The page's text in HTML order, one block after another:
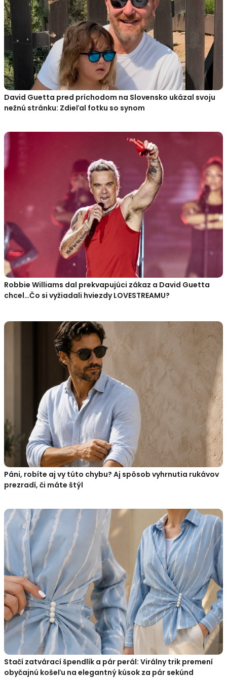
David Guetta pred príchodom na Slovensko ukázal svoju
nežnú stránku: Zdieľal fotku so synom
Robbie Williams dal prekvapujúci zákaz a David Guetta
chcel…Čo si vyžiadali hviezdy LOVESTREAMU?
Páni, robíte aj vy túto chybu? Aj spôsob vyhrnutia rukávov
prezradí, či máte štýl
Stačí zatvárací špendlík a pár perál: Virálny trik premení
obyčajnú košeľu na elegantný kúsok za pár sekúnd